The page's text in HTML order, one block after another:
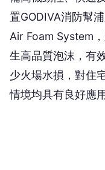
置GODIVA消防幫
Air Foam System
生高品質泡沫，有
少火場水損，對住
情境均具有良好應